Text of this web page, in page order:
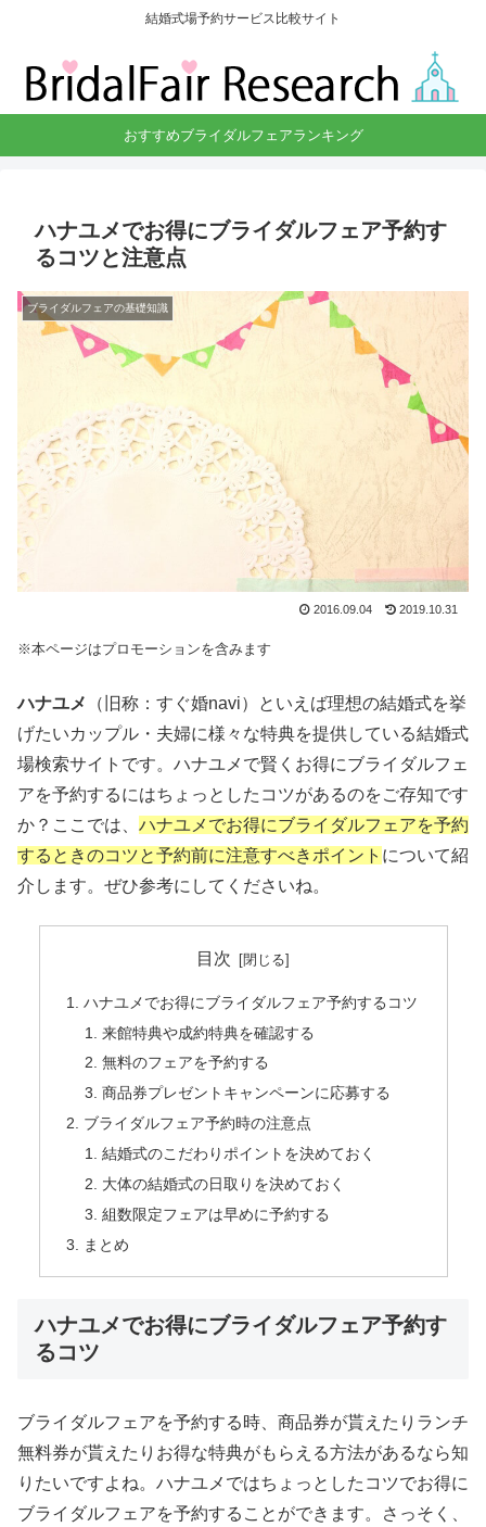
結婚式場予約サービス比較サイト
おすすめブライダルフェアランキング
ハナユメでお得にブライダルフェア予約す
るコツと注意点
ブライダルフェアの基礎知識
2016.09.04 2019.10.31
※本ページはプロモーションを含みます
ハナユメ
（旧称：すぐ婚navi）といえば理想の結婚式を挙
げたいカップル・夫婦に様々な特典を提供している結婚式
場検索サイトです。ハナユメで賢くお得にブライダルフェ
アを予約するにはちょっとしたコツがあるのをご存知です
か？ここでは、 ハナユメでお得にブライダルフェアを予約
するときのコツと予約前に注意すべきポイント について紹
介します。ぜひ参考にしてくださいね。
目次
ハナユメでお得にブライダルフェア予約するコツ
来館特典や成約特典を確認する
無料のフェアを予約する
商品券プレゼントキャンペーンに応募する
ブライダルフェア予約時の注意点
結婚式のこだわりポイントを決めておく
大体の結婚式の日取りを決めておく
組数限定フェアは早めに予約する
まとめ
ハナユメでお得にブライダルフェア予約す
るコツ
ブライダルフェアを予約する時、商品券が貰えたりランチ
無料券が貰えたりお得な特典がもらえる方法があるなら知
りたいですよね。ハナユメではちょっとしたコツでお得に
ブライダルフェアを予約することができます。さっそく、